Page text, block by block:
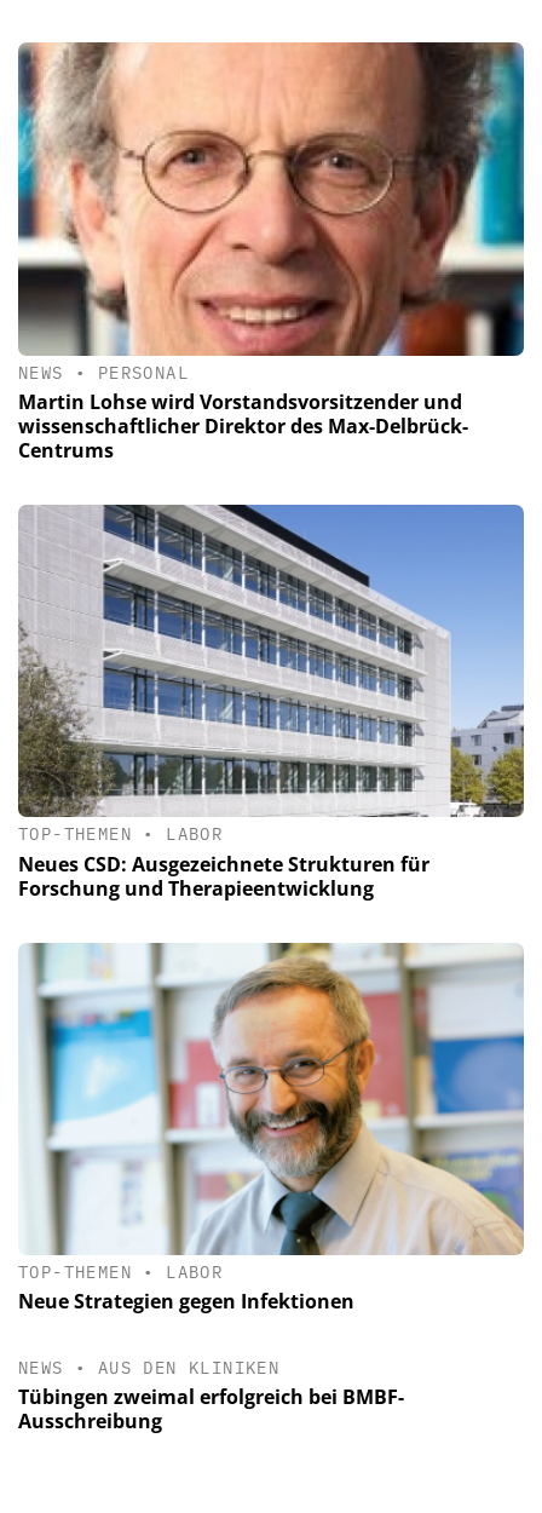
NEWS • PERSONAL
Martin Lohse wird Vorstandsvorsitzender und
wissenschaftlicher Direktor des Max-Delbrück-
Centrums
TOP-THEMEN • LABOR
Neues CSD: Ausgezeichnete Strukturen für
Forschung und Therapieentwicklung
TOP-THEMEN • LABOR
Neue Strategien gegen Infektionen
NEWS • AUS DEN KLINIKEN
Tübingen zweimal erfolgreich bei BMBF-
Ausschreibung